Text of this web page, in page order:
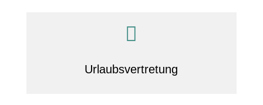

Urlaubsvertretung